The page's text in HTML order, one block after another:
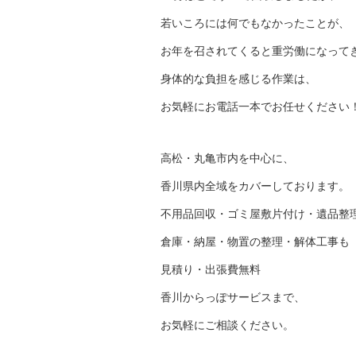
若いころには何でもなかったことが、
お年を召されてくると重労働になって
身体的な負担を感じる作業は、
お気軽にお電話一本でお任せください！
高松・丸亀市内を中心に、
香川県内全域をカバーしております。
不用品回収・ゴミ屋敷片付け・遺品整
倉庫・納屋・物置の整理・解体工事も
見積り・出張費無料
香川からっぽサービスまで、
お気軽にご相談ください。